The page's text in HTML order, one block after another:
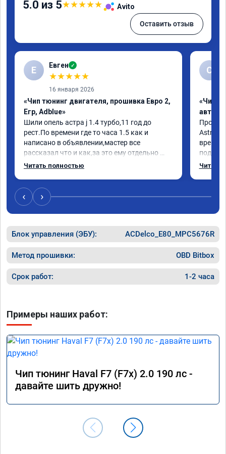
5.0 из 5★★★★★ Avito
Оставить отзыв
Е Евген ✓
★★★★★
16 января 2026
«Чип тюнинг двигателя, прошивка Евро 2,
Егр, Adblue»
Шили опель астра j 1.4 турбо,11 год до
рест.По времени где то часа 1.5 как и
написано в объявлении,мастер все
рассказал что и как,за это ему отдельно
спасибо,проехал пока что не так много но
тоже намного увеличился,как будто мне
добавили не 20лс а все 50)))ну вообщем
рекомендую,покатаюсь посмотрю как
устраивает....p.s.выдали сертификат
Читать полностью
С
«Чип
Astra J
стала
Читать
‹ ›
Блок управления (ЭБУ): ACDelco_E80_MPC5676R
Метод прошивки: OBD Bitbox
Срок работ: 1-2 часа
Примеры наших работ:
Чип тюнинг Haval F7 (F7x) 2.0 190 лс -
давайте шить дружно!